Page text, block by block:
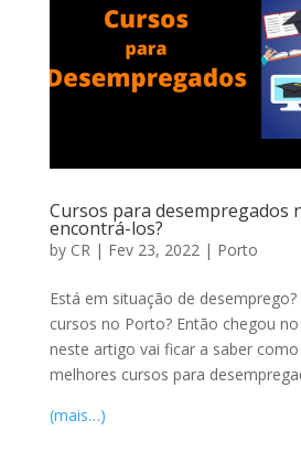
Cursos para desempregados
encontrá-los?
by CR| Fev 23, 2022| Porto
Está em situação de
cursos no Porto? Então chegou
neste artigo vai ficar a saber
melhores cursos para
(mais…)